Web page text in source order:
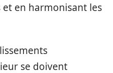
en harmonisant les
se doivent